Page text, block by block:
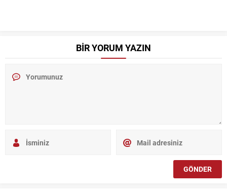
BİR YORUM YAZIN